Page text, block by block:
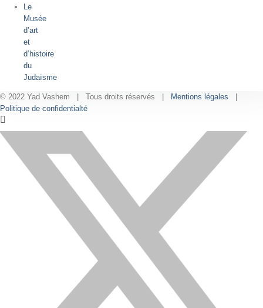
Le
Musée
d’art
et
d’histoire
du
Judaïsme
© 2022 Yad Vashem | Tous droits réservés | Mentions légales |
Politique de confidentialté
X